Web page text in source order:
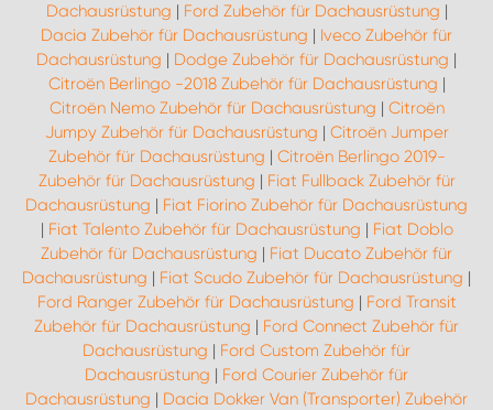
Dachausrüstung | Ford Zubehör für Dachausrüstung |
Dacia Zubehör für Dachausrüstung | Iveco Zubehör für
Dachausrüstung | Dodge Zubehör für Dachausrüstung |
Citroën Berlingo -2018 Zubehör für Dachausrüstung |
Citroën Nemo Zubehör für Dachausrüstung | Citroën
Jumpy Zubehör für Dachausrüstung | Citroën Jumper
Zubehör für Dachausrüstung | Citroën Berlingo 2019-
Zubehör für Dachausrüstung | Fiat Fullback Zubehör für
Dachausrüstung | Fiat Fiorino Zubehör für Dachausrüstung
| Fiat Talento Zubehör für Dachausrüstung | Fiat Doblo
Zubehör für Dachausrüstung | Fiat Ducato Zubehör für
Dachausrüstung | Fiat Scudo Zubehör für Dachausrüstung |
Ford Ranger Zubehör für Dachausrüstung | Ford Transit
Zubehör für Dachausrüstung | Ford Connect Zubehör für
Dachausrüstung | Ford Custom Zubehör für
Dachausrüstung | Ford Courier Zubehör für
Dachausrüstung | Dacia Dokker Van (Transporter) Zubehör